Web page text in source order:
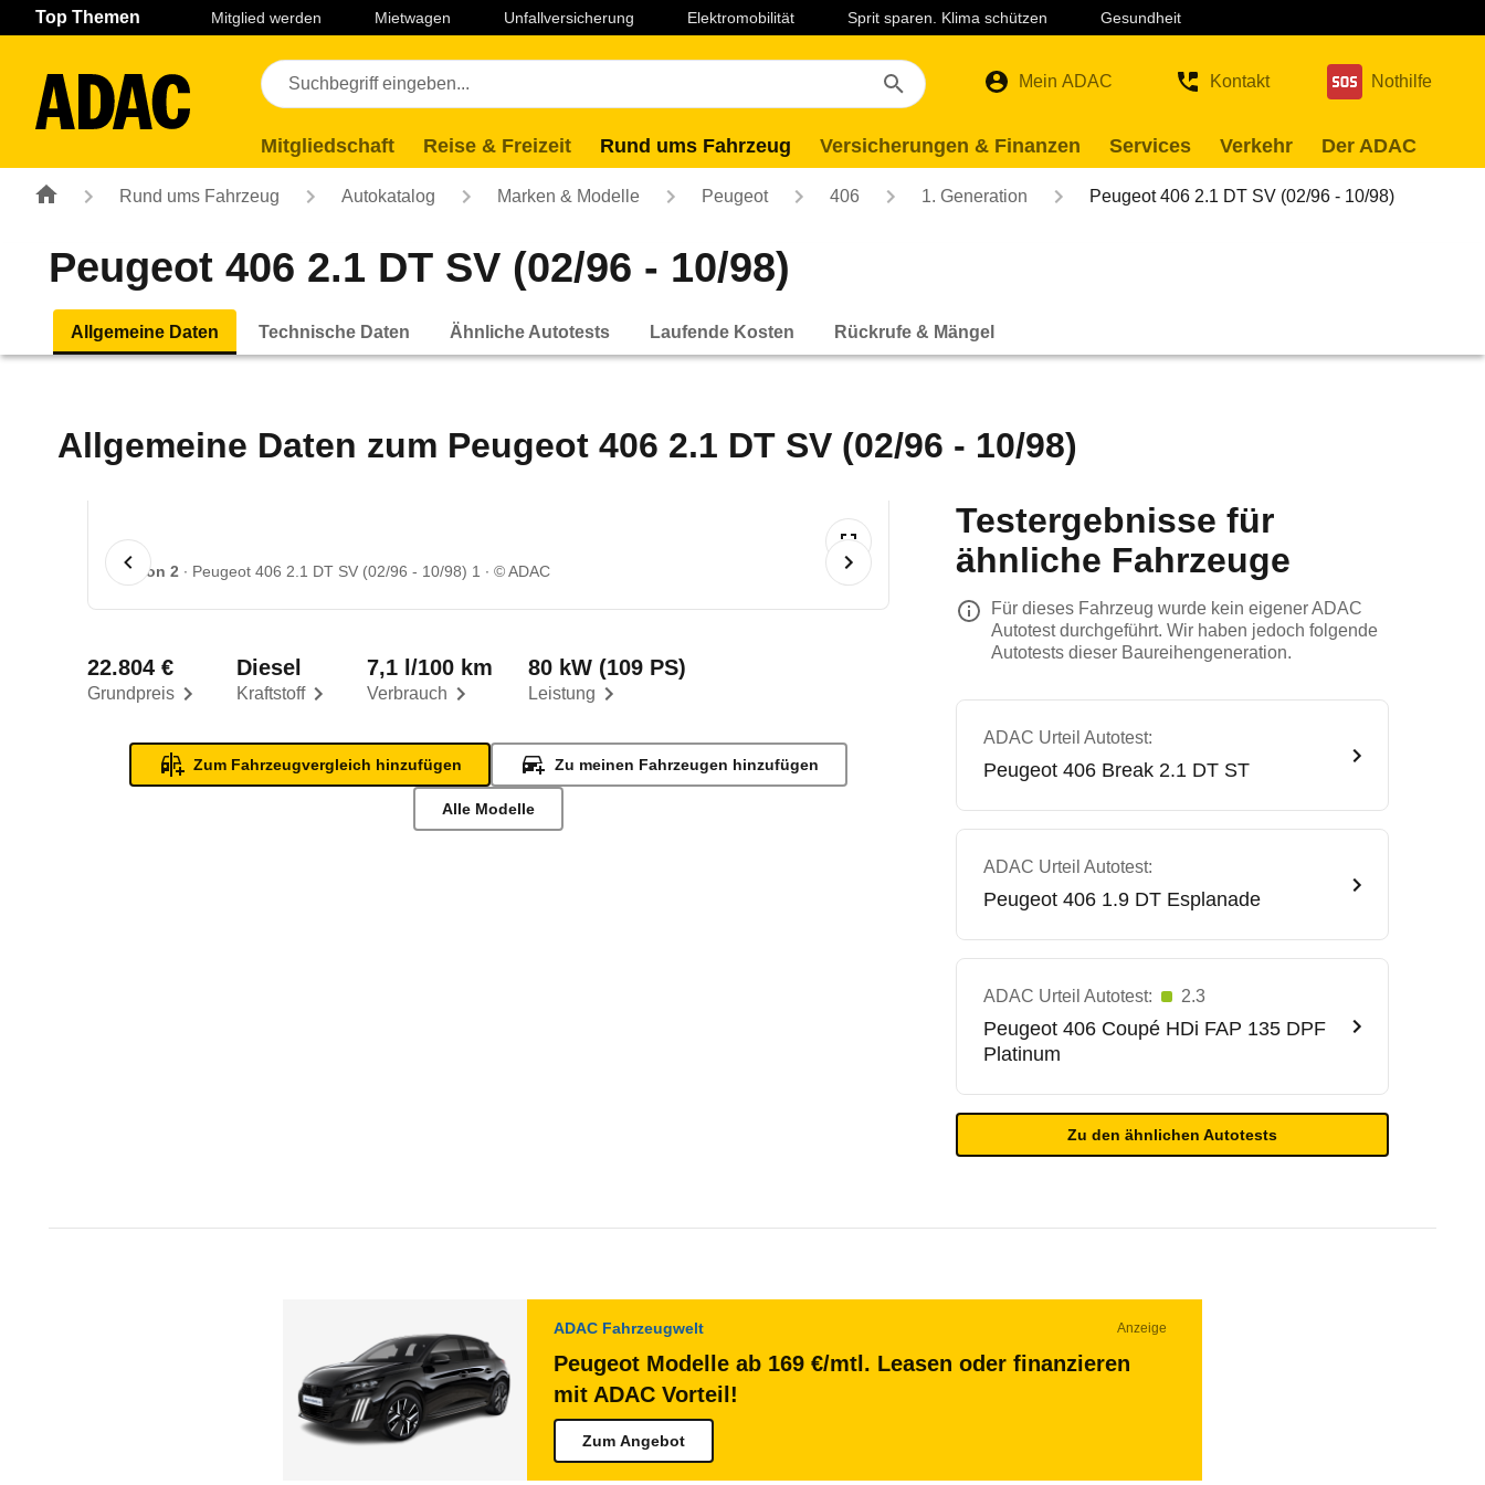
Navigation Seiteninhalt Fußzeile
Top Themen Mitglied werden Mietwagen Unfallversicherung Elektromobilität Sprit sparen. Klima schützen Gesundheit
Mein ADAC Kontakt Nothilfe
Mitgliedschaft Reise & Freizeit Rund ums Fahrzeug Versicherungen & Finanzen Services Verkehr Der ADAC
Rund ums Fahrzeug Autokatalog Marken & Modelle Peugeot 406 1. Generation Peugeot 406 2.1 DT SV (02/96 - 10/98)
Peugeot 406 2.1 DT SV (02/96 - 10/98)
Allgemeine Daten Technische Daten Ähnliche Autotests Laufende Kosten Rückrufe & Mängel
Allgemeine Daten zum Peugeot 406 2.1 DT SV (02/96 - 10/98)
1 von 2 Peugeot 406 2.1 DT SV (02/96 - 10/98) 1 © ADAC
Grundpreis
22.804 €
Kraftstoff
Diesel
Verbrauch
7,1 l/100 km
Leistung
80 kW (109 PS)
Zum Fahrzeugvergleich hinzufügen Zu meinen Fahrzeugen hinzufügen
Alle Modelle
Testergebnisse für
ähnliche Fahrzeuge
Für dieses Fahrzeug wurde kein eigener ADAC
Autotest durchgeführt. Wir haben jedoch folgende
Autotests dieser Baureihengeneration.
ADAC Urteil Autotest:
Peugeot 406 Break 2.1 DT ST
ADAC Urteil Autotest:
Peugeot 406 1.9 DT Esplanade
ADAC Urteil Autotest: 2.3
Peugeot 406 Coupé HDi FAP 135 DPF
Platinum
Zu den ähnlichen Autotests
ADAC Fahrzeugwelt Anzeige
Peugeot Modelle ab 169 €/mtl. Leasen oder finanzieren
mit ADAC Vorteil!
Zum Angebot